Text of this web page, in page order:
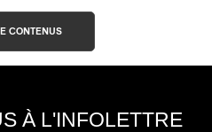
CONTENUS
À L'INFOLETTRE